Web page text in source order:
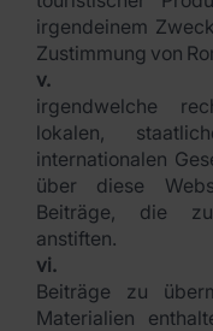
irgendeinem
Zustimmung von
v.
irgendwelche
lokalen,
internationalen
über diese
Beiträge, die zu
anstiften.
vi.
Beiträge zu
Materialien